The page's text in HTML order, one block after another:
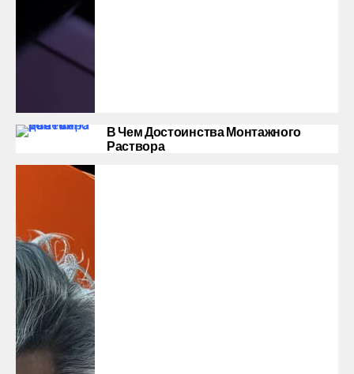
В Чем Достоинства Монтажного
Раствора